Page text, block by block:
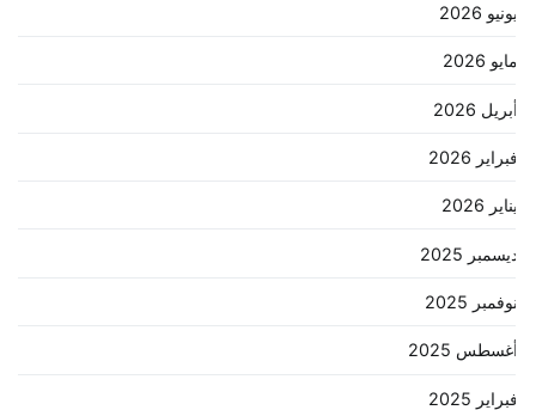
2026
2026
2026
2026
2026
2025
2025
2025
2025